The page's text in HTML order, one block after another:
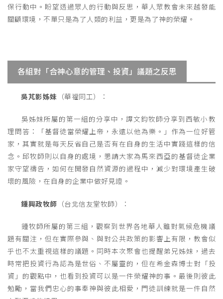
保行動中。盼望透過眾人的行動與反思，華人眾教會未來越發能
關顧環境，不單只是為了人類的利益，更是為了神的榮耀。
各組對「合神心意的管理、投資」議題之反思
吳芃影姊妹 （華福同工）：
吳姊妹所屬的第一組的分享中，譚文鈞牧師分享到西敏小教
理問答：「基督徒當榮耀上帝，永遠以他為樂。」作為一位好管
家，其實就是每天反省自己是否有在自身的生活中實踐這樣的信
念。邱牧師則以自身的處境，懇請大家為馬來西亞的基督徒企業
家守望禱告，如何在開發自然資源的過程中，減少對環境產生破
壞的風險，在自身的企業中做好見證。
鍾興政牧師 （台北信友堂牧師）：
鍾牧師所屬的第三組，觀察到世界各地華人雖對氣候危機議
題有關注，但在實際參與、與對公共政策的影響上有限，教會似
乎也不太重視這樣的議題。同時本次聚會也提醒弟兄姊妹，過去
時常把投資行為認為是世俗、不屬靈的，但在希金森博士對「投
資」的觀點中，也看到投資可以是一件榮耀神的事。最後則彼此
勉勵，當我們忠心的事奉神與彼此相愛，門徒訓練就是一件自然